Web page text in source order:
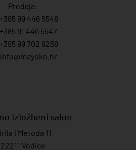
Prodaja:
+385 99 446 5548
+385 91 446 5547
+385 99 702 8258
info@mayoko. hr
izložbeni salon
i Metoda 11
22211 Vodice